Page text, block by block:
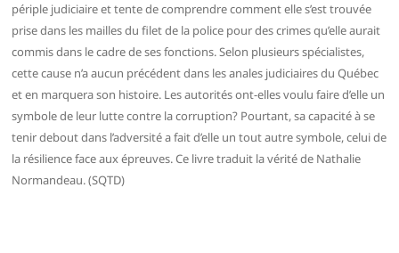
périple judiciaire et tente de comprendre comment elle s’est trouvée
prise dans les mailles du filet de la police pour des crimes qu’elle aurait
commis dans le cadre de ses fonctions. Selon plusieurs spécialistes,
cette cause n’a aucun précédent dans les anales judiciaires du Québec
et en marquera son histoire. Les autorités ont-elles voulu faire d’elle un
symbole de leur lutte contre la corruption? Pourtant, sa capacité à se
tenir debout dans l’adversité a fait d’elle un tout autre symbole, celui de
la résilience face aux épreuves. Ce livre traduit la vérité de Nathalie
Normandeau. (SQTD)